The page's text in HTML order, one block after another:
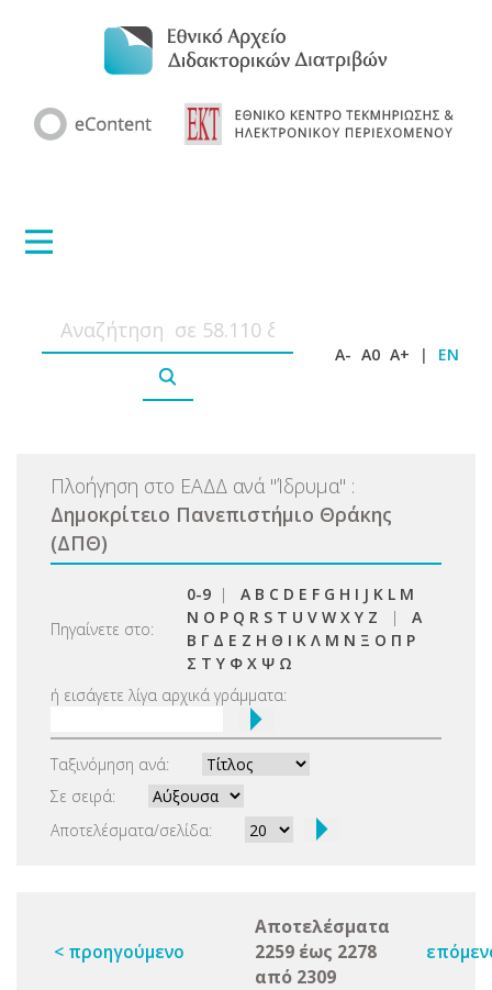
A- A0 A+ | EN
Πλοήγηση στο ΕΑΔΔ ανά "Ίδρυμα" :
Δημοκρίτειο Πανεπιστήμιο Θράκης
(ΔΠΘ)
Πηγαίνετε στο:
0-9 | A B C D E F G H I J K L M
N O P Q R S T U V W X Y Z | Α
Β Γ Δ Ε Ζ Η Θ Ι Κ Λ Μ Ν Ξ Ο Π Ρ
Σ Τ Υ Φ Χ Ψ Ω
ή εισάγετε λίγα αρχικά γράμματα:
Ταξινόμηση ανά:
Σε σειρά:
Αποτελέσματα/σελίδα:
< προηγούμενο
Αποτελέσματα
2259 έως 2278
από 2309